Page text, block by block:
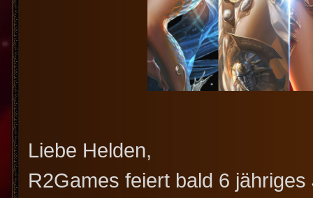
Liebe Helden,
R2Games feiert bald 6